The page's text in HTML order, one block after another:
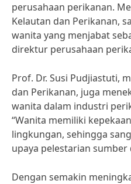
perusahaan perikanan.
Kelautan dan Perikanan,
wanita yang menjabat
direktur perusahaan
Prof. Dr. Susi Pudjiastuti,
dan Perikanan, juga
wanita dalam industri
“Wanita memiliki
lingkungan, sehingga
upaya pelestarian sumber
Dengan semakin